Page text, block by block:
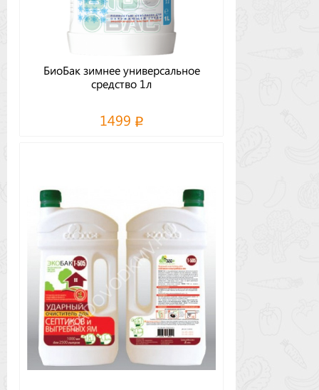
БиоБак зимнее универсальное
средство 1л
1499